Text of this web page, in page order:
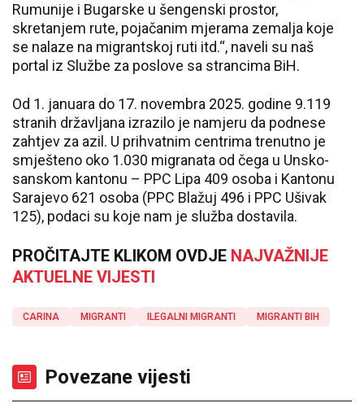
Rumunije i Bugarske u šengenski prostor,
skretanjem rute, pojačanim mjerama zemalja koje
se nalaze na migrantskoj ruti itd.“, naveli su naš
portal iz Službe za poslove sa strancima BiH.
Od 1. januara do 17. novembra 2025. godine 9.119
stranih državljana izrazilo je namjeru da podnese
zahtjev za azil. U prihvatnim centrima trenutno je
smješteno oko 1.030 migranata od čega u Unsko-
sanskom kantonu – PPC Lipa 409 osoba i Kantonu
Sarajevo 621 osoba (PPC Blažuj 496 i PPC Ušivak
125), podaci su koje nam je služba dostavila.
PROČITAJTE KLIKOM OVDJE NAJVAŽNIJE
AKTUELNE VIJESTI
CARINA MIGRANTI ILEGALNI MIGRANTI MIGRANTI BIH
Povezane vijesti